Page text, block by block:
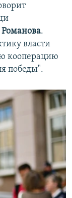
Романова.
власти
кооперацию
победы".